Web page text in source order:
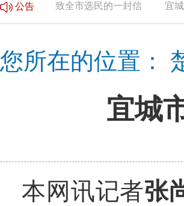
公告
告 致全市选民的一封信 宜城
您所在的位置：
宜城
本网讯记者张